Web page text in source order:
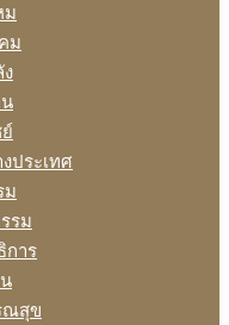
ม
ม
ประเทศ
ม
รม
การ
ณสุข